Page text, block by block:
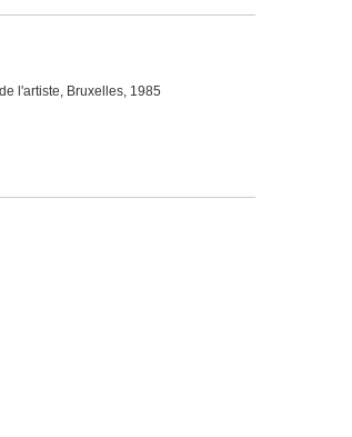
l'artiste, Bruxelles, 1985